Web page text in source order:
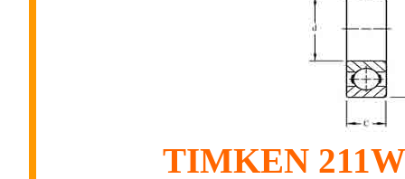
TIMKEN